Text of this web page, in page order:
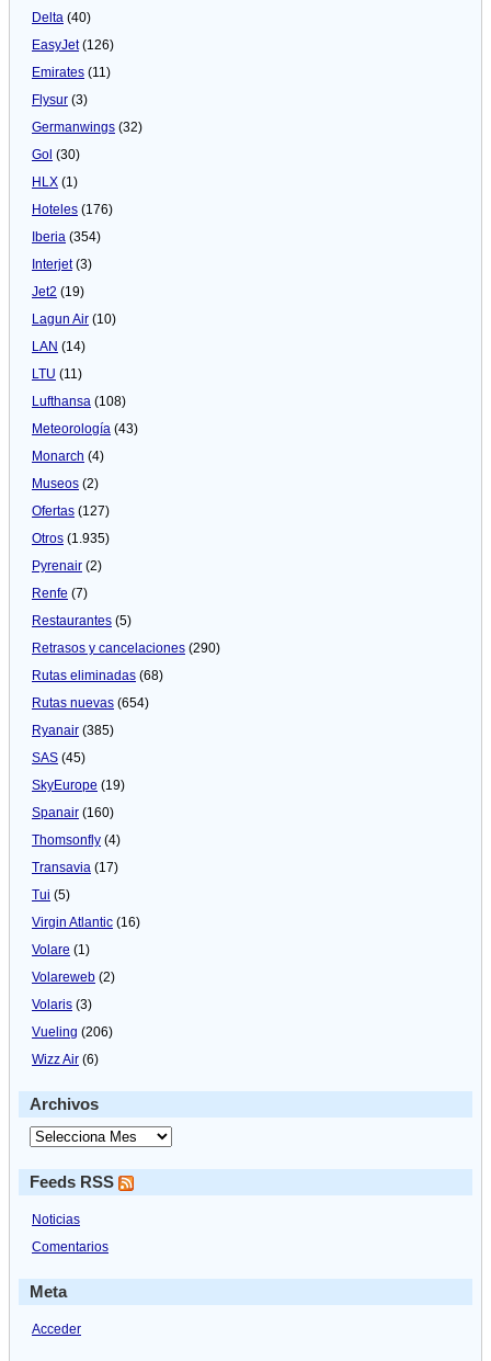
Delta (40)
EasyJet(126)
Emirates (11)
Flysur (3)
Germanwings (32)
Gol (30)
HLX (1)
Hoteles (176)
Iberia (354)
Interjet(3)
Jet2 (19)
Lagun Air (10)
LAN (14)
LTU (11)
Lufthansa (108)
Meteorologí­a (43)
Monarch (4)
Museos (2)
Ofertas (127)
Otros (1.935)
Pyrenair (2)
Renfe (7)
Restaurantes (5)
Retrasos y cancelaciones (290)
Rutas eliminadas (68)
Rutas nuevas (654)
Ryanair (385)
SAS (45)
SkyEurope (19)
Spanair (160)
Thomsonfly (4)
Transavia (17)
Tui (5)
Virgin Atlantic (16)
Volare (1)
Volareweb (2)
Volaris (3)
Vueling (206)
Wizz Air (6)
Archivos
Feeds RSS
Noticias
Comentarios
Meta
Acceder